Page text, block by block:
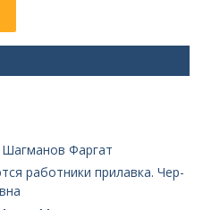
Фаргат
работники прилавка. Чер­